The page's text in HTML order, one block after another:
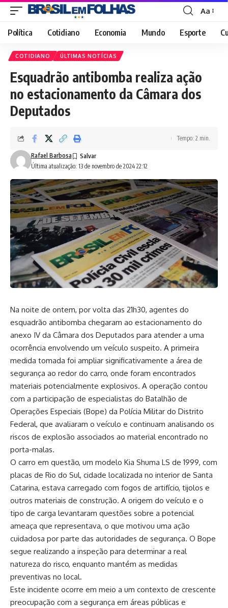
Font
Resizer
Aa
Política Cotidiano Economia Mundo Esporte
COTIDIANO ÚLTIMAS NOTÍCIAS
Esquadrão antibomba realiza ação
no estacionamento da Câmara dos
Deputados
Última atualização: 13 de novembro de 2024 22:12
Rafael Barbosa
Tempo: 2 min.
Na noite de ontem, por volta das 21h30, agentes do
esquadrão antibomba chegaram ao estacionamento do
anexo IV da Câmara dos Deputados para atender a uma
ocorrência envolvendo um veículo suspeito. A primeira
medida tomada foi ampliar significativamente a área de
segurança ao redor do carro, onde foram encontrados
materiais potencialmente explosivos. A operação contou
com a participação de especialistas do Batalhão de
Operações Especiais (Bope) da Polícia Militar do Distrito
Federal, que avaliaram o veículo e continuam analisando os
riscos de explosão associados ao material encontrado no
porta-malas.
O carro em questão, um modelo Kia Shuma LS de 1999, com
placas de Rio do Sul, cidade localizada no interior de Santa
Catarina, estava carregado com fogos de artifício, tijolos e
outros materiais de construção. A origem do veículo e o
tipo de carga levantaram questões sobre a potencial
ameaça que representava, o que motivou uma ação
cuidadosa por parte das autoridades de segurança. O Bope
segue realizando a inspeção para determinar a real
natureza do risco, enquanto mantém as medidas
preventivas no local.
Este incidente ocorre em meio a um contexto de crescente
preocupação com a segurança em áreas públicas e